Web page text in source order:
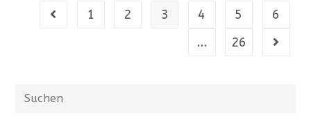
2025
Gehe zur vorherigen Seite
1 2 3 4 5
6
…
26 Gehe
Diese